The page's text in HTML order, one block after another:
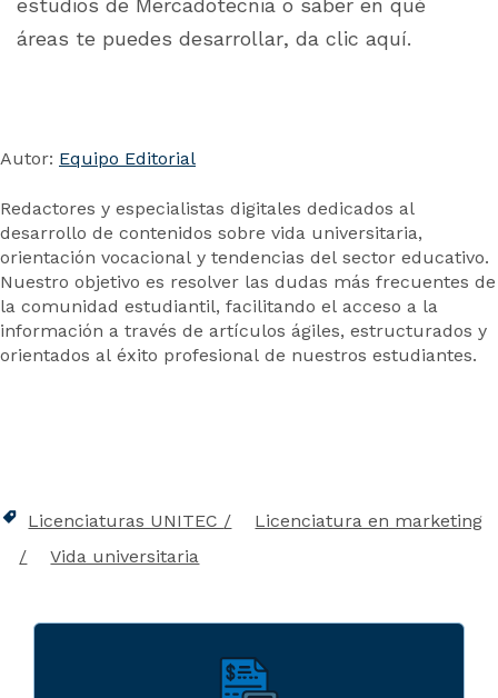
estudios de Mercadotecnia o saber en qué
áreas te puedes desarrollar, da clic aquí.
Autor: Equipo Editorial
Redactores y especialistas digitales dedicados al
desarrollo de contenidos sobre vida universitaria,
orientación vocacional y tendencias del sector educativo.
Nuestro objetivo es resolver las dudas más frecuentes de
la comunidad estudiantil, facilitando el acceso a la
información a través de artículos ágiles, estructurados y
orientados al éxito profesional de nuestros estudiantes.
Licenciaturas UNITEC
Licenciatura en marketing
Vida universitaria